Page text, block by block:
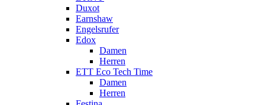
Duxot
Earnshaw
Engelsrufer
Edox
Damen
Herren
ETT Eco Tech Time
Damen
Herren